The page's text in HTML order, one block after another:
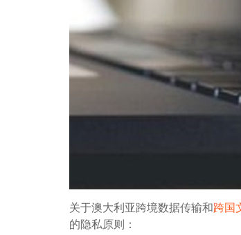
关于澳大利亚跨境数据传输和跨国
的隐私原则：